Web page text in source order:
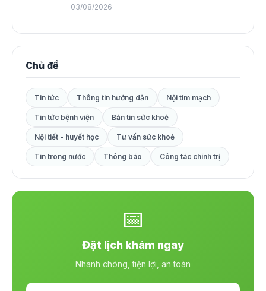
03/08/2026
Chủ đề
Tin tức Thông tin hướng dẫn Nội tim mạch
Tin tức bệnh viện Bản tin sức khoẻ
Nội tiết - huyết học Tư vấn sức khoẻ
Tin trong nước Thông báo Công tác chính trị
📅
Đặt lịch khám ngay
Nhanh chóng, tiện lợi, an toàn